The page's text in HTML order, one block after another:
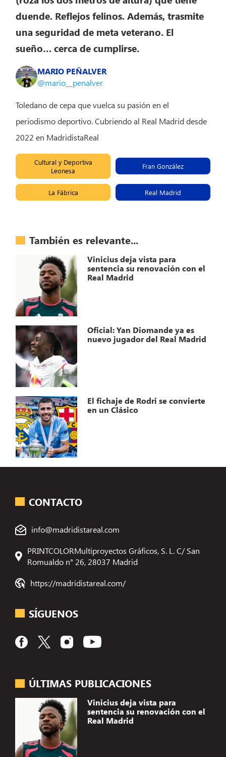
duende. Reflejos felinos. Además, trasmite
una seguridad de meta veterano. El
sueño… cerca de cumplirse.
MARIO PEÑALVER
@mario__penalver
Toledano de cepa que vuelca su pasión en el
periodismo deportivo. Cubriendo al Real Madrid desde
2022 en MadridistaReal
Cultural y Deportiva
Leonesa
Fran González
La Fábrica Real Madrid
También es relevante...
Vinicius deja vista para
sentencia su renovación con el
Real Madrid
Oficial: Yan Diomande ya es
nuevo jugador del Real Madrid
El fichaje de Rodri se convierte
en un Clásico
ÚLTIMAS PUBLICACIONES
Vinicius deja vista para
sentencia su renovación con el
Real Madrid
CONTACTO
info@madridistareal.com
PRINTCOLORMultiproyectos Gráficos, S. L. C/ San
Romualdo n° 26, 28037 Madrid
https://madridistareal.com/
SÍGUENOS